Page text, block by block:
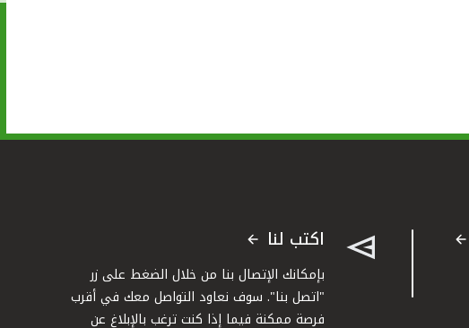
اكتب لنا
بإمكانك الإتصال بنا من خلال الضغط على زر
"اتصل بنا". سوف نعاود التواصل معك في أقرب
فرصة ممكنة فيما إذا كنت ترغب بالإبلاغ عن